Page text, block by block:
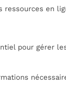
ressources en
pour gérer